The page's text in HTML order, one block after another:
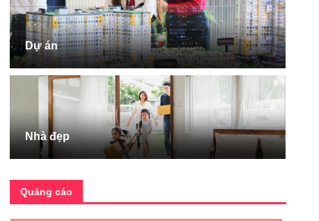
Dự án
Nhà đẹp
Quảng cáo